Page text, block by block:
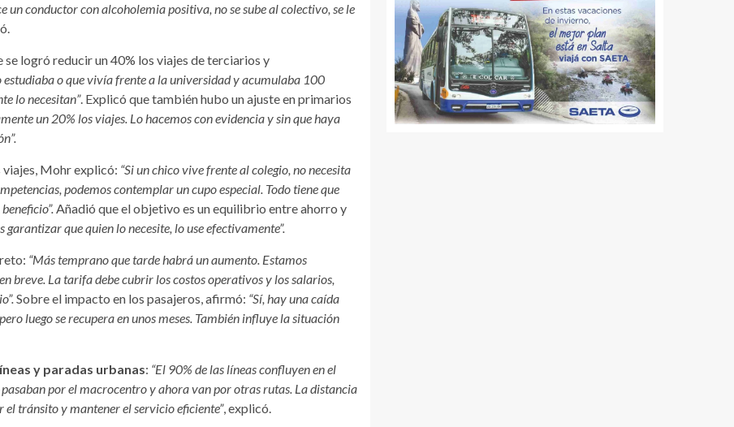
un conductor con alcoholemia positiva, no se sube al colectivo, se le
se logró reducir un 40% los viajes de terciarios y
estudiaba o que vivía frente a la universidad y acumulaba 100
lo necesitan”. Explicó que también hubo un ajuste en primarios
un 20% los viajes. Lo hacemos con evidencia y sin que haya
viajes, Mohr explicó: “Si un chico vive frente al colegio, no necesita
podemos contemplar un cupo especial. Todo tiene que
Añadió que el objetivo es un equilibrio entre ahorro y
garantizar que quien lo necesite, lo use efectivamente”.
“Más temprano que tarde habrá un aumento. Estamos
breve. La tarifa debe cubrir los costos operativos y los salarios,
Sobre el impacto en los pasajeros, afirmó: “Sí, hay una caída
luego se recupera en unos meses. También influye la situación
y paradas urbanas: “El 90% de las líneas confluyen en el
por el macrocentro y ahora van por otras rutas. La distancia
tránsito y mantener el servicio eficiente”, explicó.